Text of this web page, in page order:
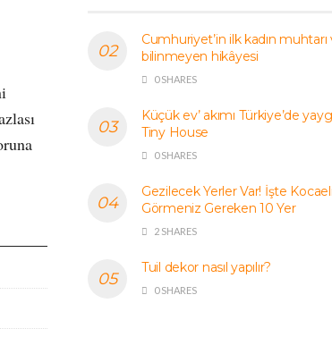
Cumhuriyet’in ilk kadın muhtarı
bilinmeyen hikâyesi
0 SHARES
Küçük ev’ akımı Türkiye’de
Tiny House
0 SHARES
Gezilecek Yerler Var! İşte
Görmeniz Gereken 10 Yer
2 SHARES
Tuil dekor nasıl yapılır?
0 SHARES